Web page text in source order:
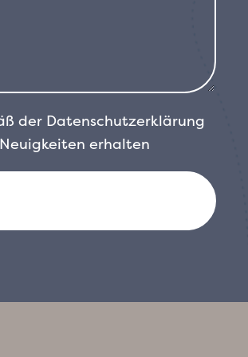
der Datenschutzerklärung
erhalten